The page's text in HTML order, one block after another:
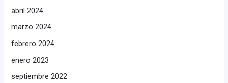
abril 2024
marzo 2024
febrero 2024
enero 2023
septiembre 2022